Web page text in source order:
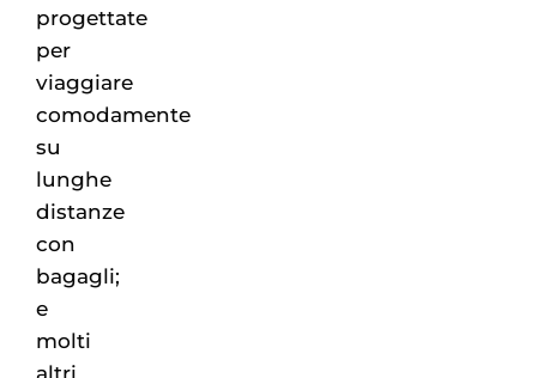
progettate
per
viaggiare
comodamente
su
lunghe
distanze
con
bagagli;
e
molti